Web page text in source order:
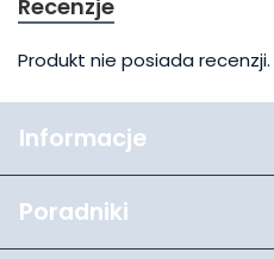
Recenzje
Produkt nie posiada recenzji.
Informacje
Poradniki